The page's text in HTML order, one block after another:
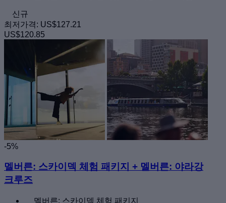
신규
최저가격: US$127.21
US$120.85
-5%
멜버른: 스카이덱 체험 패키지 + 멜버른: 야라강
크루즈
멜버른: 스카이덱 체험 패키지